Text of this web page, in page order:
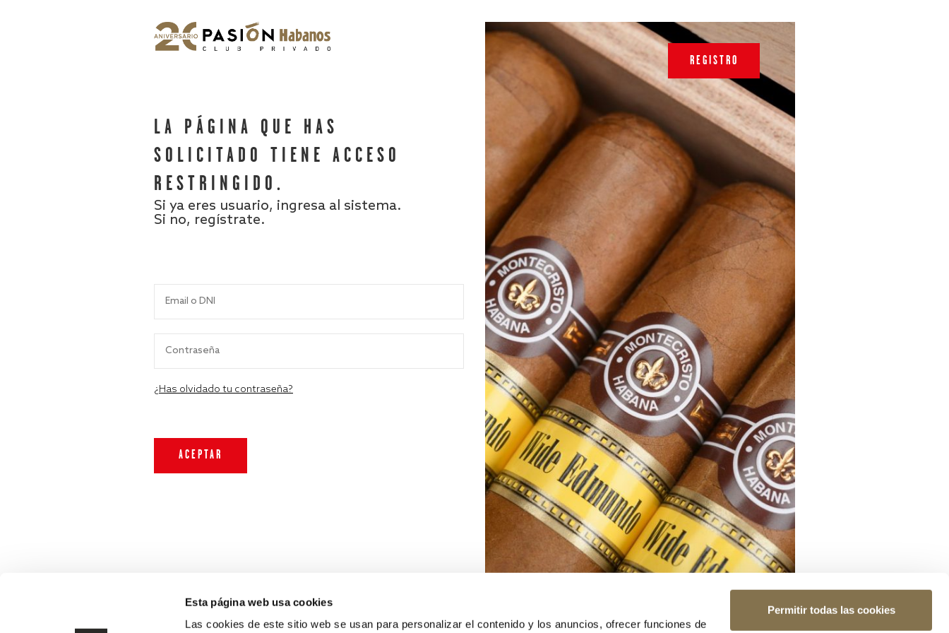
Esta página web usa cookies
Las cookies de este sitio web se usan para personalizar el contenido y los anuncios, ofrecer funciones de
Permitir todas las cookies
LA PÁGINA QUE HAS
SOLICITADO TIENE ACCESO
RESTRINGIDO.
Si ya eres usuario, ingresa al sistema.
Si no, regístrate.
¿Has olvidado tu contraseña?
REGISTRO